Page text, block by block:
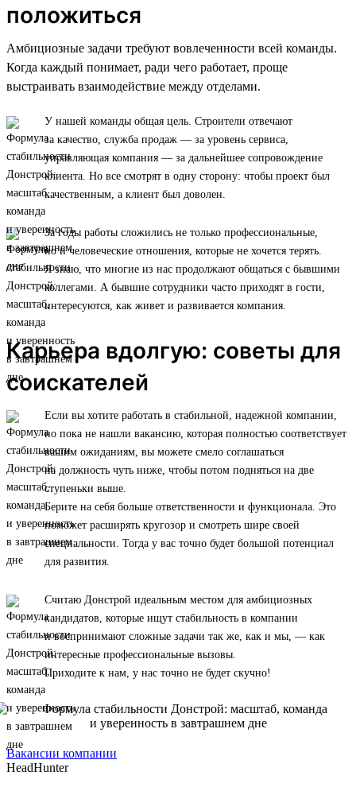
положиться
Амбициозные задачи требуют вовлеченности всей команды.
Когда каждый понимает, ради чего работает, проще
выстраивать взаимодействие между отделами.
У нашей команды общая цель. Строители отвечают
за качество, служба продаж — за уровень сервиса,
управляющая компания — за дальнейшее сопровождение
клиента. Но все смотрят в одну сторону: чтобы проект был
качественным, а клиент был доволен.
За годы работы сложились не только профессиональные,
но и человеческие отношения, которые не хочется терять.
Я знаю, что многие из нас продолжают общаться с бывшими
коллегами. А бывшие сотрудники часто приходят в гости,
интересуются, как живет и развивается компания.
Карьера вдолгую: советы для
соискателей
Если вы хотите работать в стабильной, надежной компании,
но пока не нашли вакансию, которая полностью соответствует
вашим ожиданиям, вы можете смело соглашаться
на должность чуть ниже, чтобы потом подняться на две
ступеньки выше.
Берите на себя больше ответственности и функционала. Это
поможет расширять кругозор и смотреть шире своей
специальности. Тогда у вас точно будет большой потенциал
для развития.
Считаю Донстрой идеальным местом для амбициозных
кандидатов, которые ищут стабильность в компании
и воспринимают сложные задачи так же, как и мы, — как
интересные профессиональные вызовы.
Приходите к нам, у нас точно не будет скучно!
Вакансии компании
HeadHunter